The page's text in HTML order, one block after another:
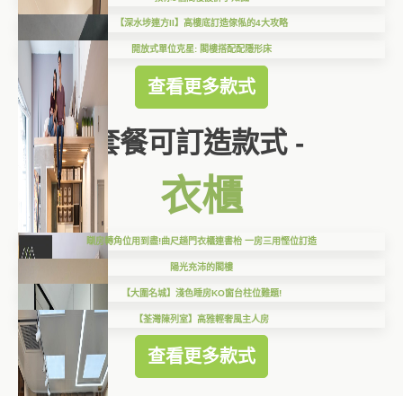
【深水埗連方II】高樓底訂造傢俬的4大攻略
開放式單位克星: 閣樓搭配配隱形床
查看更多款式
套餐可訂造款式 -
衣櫃
瞓房轉角位用到盡!曲尺趟門衣櫃連書枱 一房三用慳位訂造
陽光充沛的閣樓
【大圍名城】淺色睡房KO窗台柱位難題!
【荃灣陳列室】高雅輕奢風主人房
查看更多款式